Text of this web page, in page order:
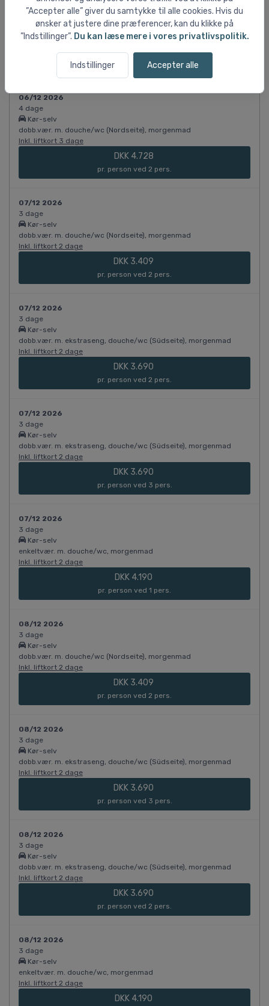
”Accepter alle” giver du samtykke til alle cookies. Hvis du
ønsker at justere dine præferencer, kan du klikke på
”Indstillinger”. Du kan læse mere i vores privatlivspolitik.
Indstillinger Accepter alle
3 dage
Kør-selv
enkeltvær. m. douche/wc, morgenmad
Inkl. liftkort 2 dage
DKK 4.190
pr. person ved 1 pers.
06/12 2026
4 dage
Kør-selv
dobb.vær. m. douche/wc (Nordseite), morgenmad
Inkl. liftkort 3 dage
DKK 4.728
pr. person ved 2 pers.
07/12 2026
3 dage
Kør-selv
dobb.vær. m. douche/wc (Nordseite), morgenmad
Inkl. liftkort 2 dage
DKK 3.409
pr. person ved 2 pers.
07/12 2026
3 dage
Kør-selv
dobb.vær. m. ekstraseng, douche/wc (Südseite), morgenmad
Inkl. liftkort 2 dage
DKK 3.690
pr. person ved 2 pers.
07/12 2026
3 dage
Kør-selv
dobb.vær. m. ekstraseng, douche/wc (Südseite), morgenmad
Inkl. liftkort 2 dage
DKK 3.690
pr. person ved 3 pers.
07/12 2026
3 dage
Kør-selv
enkeltvær. m. douche/wc, morgenmad
Inkl. liftkort 2 dage
DKK 4.190
pr. person ved 1 pers.
08/12 2026
3 dage
Kør-selv
dobb.vær. m. douche/wc (Nordseite), morgenmad
Inkl. liftkort 2 dage
DKK 3.409
pr. person ved 2 pers.
08/12 2026
3 dage
Kør-selv
dobb.vær. m. ekstraseng, douche/wc (Südseite), morgenmad
Inkl. liftkort 2 dage
DKK 3.690
pr. person ved 3 pers.
08/12 2026
3 dage
Kør-selv
dobb.vær. m. ekstraseng, douche/wc (Südseite), morgenmad
Inkl. liftkort 2 dage
DKK 3.690
pr. person ved 2 pers.
08/12 2026
3 dage
Kør-selv
enkeltvær. m. douche/wc, morgenmad
Inkl. liftkort 2 dage
DKK 4.190